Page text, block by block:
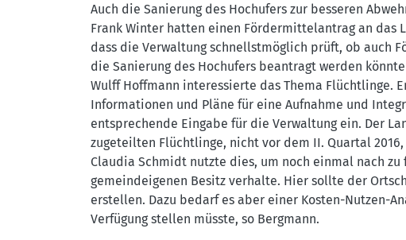
Auch die Sanierung des Hochufers zur besseren
Frank Winter hatten einen Fördermittelantrag an das
dass die Verwaltung schnellstmöglich prüft, ob auch
die Sanierung des Hochufers beantragt werden
Wulff Hoffmann interessierte das Thema Flüchtlinge.
Informationen und Pläne für eine Aufnahme und
entsprechende Eingabe für die Verwaltung ein. Der
zugeteilten Flüchtlinge, nicht vor dem II. Quartal
Claudia Schmidt nutzte dies, um noch einmal nach
gemeindeigenen Besitz verhalte. Hier sollte der
erstellen. Dazu bedarf es aber einer Kosten-Nutzen-
Verfügung stellen müsste, so Bergmann.